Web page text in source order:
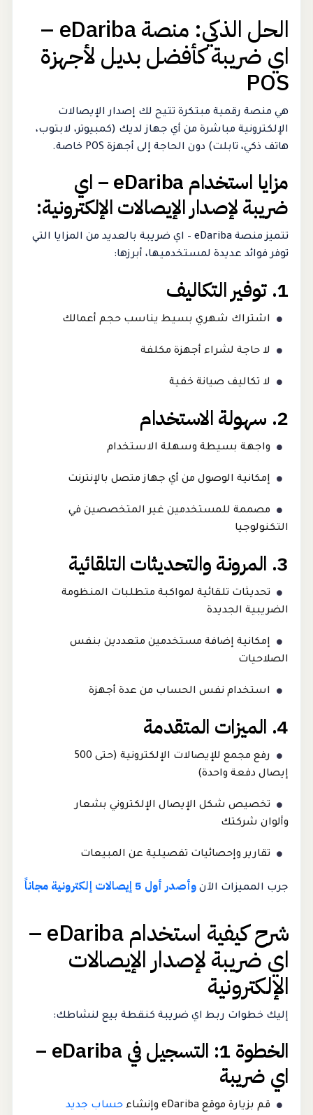
الحل الذكي: منصة eDariba –
اي ضريبة كأفضل بديل لأجهزة
POS
هي منصة رقمية مبتكرة تتيح لك إصدار الإيصالات
الإلكترونية مباشرة من أي جهاز لديك (كمبيوتر، لابتوب،
هاتف ذكي، تابلت) دون الحاجة إلى أجهزة POS خاصة.
مزايا استخدام eDariba – اي
ضريبة لإصدار الإيصالات الإلكترونية:
تتميز منصة eDariba – اي ضريبة بالعديد من المزايا التي
توفر فوائد عديدة لمستخدميها، أبرزها:
1. توفير التكاليف
اشتراك شهري بسيط يناسب حجم أعمالك
لا حاجة لشراء أجهزة مكلفة
لا تكاليف صيانة خفية
2. سهولة الاستخدام
واجهة بسيطة وسهلة الاستخدام
إمكانية الوصول من أي جهاز متصل بالإنترنت
مصممة للمستخدمين غير المتخصصين في
التكنولوجيا
3. المرونة والتحديثات التلقائية
تحديثات تلقائية لمواكبة متطلبات المنظومة
الضريبية الجديدة
إمكانية إضافة مستخدمين متعددين بنفس
الصلاحيات
استخدام نفس الحساب من عدة أجهزة
4. الميزات المتقدمة
رفع مجمع للإيصالات الإلكترونية (حتى 500
إيصال دفعة واحدة)
تخصيص شكل الإيصال الإلكتروني بشعار
وألوان شركتك
تقارير وإحصائيات تفصيلية عن المبيعات
جرب المميزات الآن وأصدر أول 5 إيصالات إلكترونية مجاناً
شرح كيفية استخدام eDariba –
اي ضريبة لإصدار الإيصالات
الإلكترونية
إليك خطوات ربط اي ضريبة كنقطة بيع لنشاطك:
الخطوة 1: التسجيل في eDariba –
اي ضريبة
قم بزيارة موقع eDariba وإنشاء حساب جديد